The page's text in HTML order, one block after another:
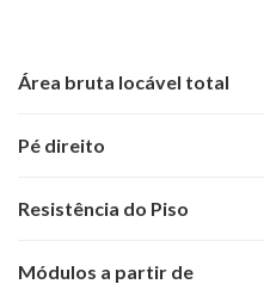
Área bruta locável total
Pé direito
Resistência do Piso
Módulos a partir de